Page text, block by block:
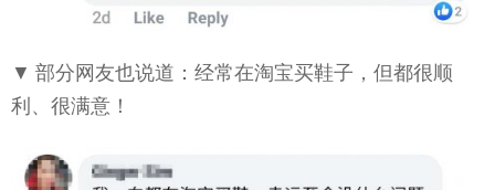
▼ 部分网友也说道：经常在淘宝买鞋子，但都很顺
利、很满意！